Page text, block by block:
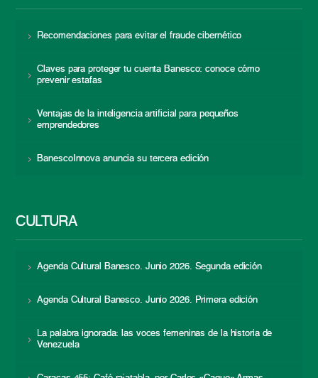
Recomendaciones para evitar el fraude cibernético
Claves para proteger tu cuenta Banesco: conoce cómo
prevenir estafas
Ventajas de la inteligencia artificial para pequeños
emprendedores
BanescoInnova anuncia su tercera edición
CULTURA
Agenda Cultural Banesco. Junio 2026. Segunda edición
Agenda Cultural Banesco. Junio 2026. Primera edición
La palabra ignorada: las voces femeninas de la historia de
Venezuela